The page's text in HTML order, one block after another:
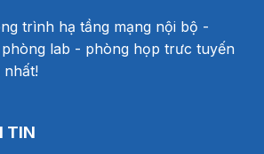
trình hạ tầng mạng nội bộ -
lab - phòng họp trưc tuyến
TIN